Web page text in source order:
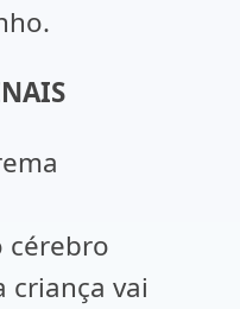
cérebro
criança vai